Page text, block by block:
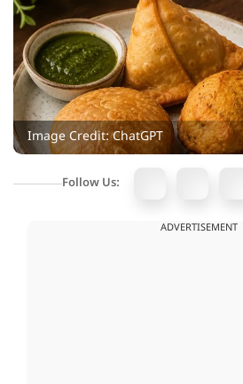
Image Credit: ChatGPT
Follow Us:
ADVERTISEMENT